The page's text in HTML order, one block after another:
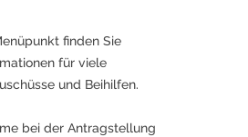
finden Sie
für viele
und Beihilfen.
bei der Antragstellung